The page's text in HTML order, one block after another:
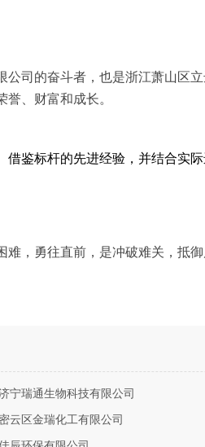
司的奋斗者，也是浙江萧山区
、财富和成长。
鉴标杆的先进经验，并结合实
，勇往直前，是冲破难关，抵
宁瑞通生物科技有限公司
云区金瑞化工有限公司